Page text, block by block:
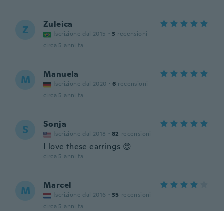
Z Zuleica
Iscrizione dal 2015 · 3 recensioni
circa 5 anni fa
M Manuela
Iscrizione dal 2020 · 6 recensioni
circa 5 anni fa
S Sonja
Iscrizione dal 2018 · 82 recensioni
I love these earrings 😍
circa 5 anni fa
M Marcel
Iscrizione dal 2016 · 35 recensioni
circa 5 anni fa